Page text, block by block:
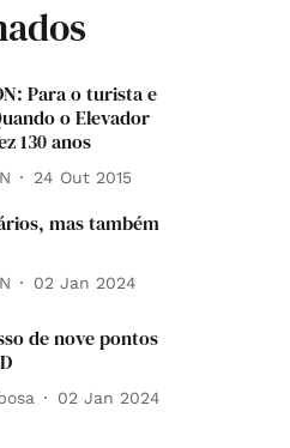
Para o turista e
o Elevador
130 anos
24 Out 2015
mas também
02 Jan 2024
de nove pontos
02 Jan 2024